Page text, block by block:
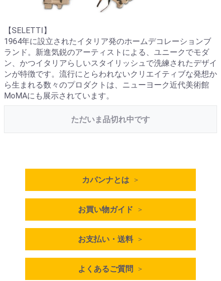
【SELETTI】
1964年に設立されたイタリア発のホームデコレーションブ
ランド。新進気鋭のアーティストによる、ユニークでモダ
ン、かつイタリアらしいスタイリッシュで洗練されたデザイ
ンが特徴です。流行にとらわれないクリエイティブな発想か
ら生まれる数々のプロダクトは、ニューヨーク近代美術館
MoMAにも展示されています。
ただいま品切れ中です
カパンナとは
お買い物ガイド
お支払い・送料
よくあるご質問